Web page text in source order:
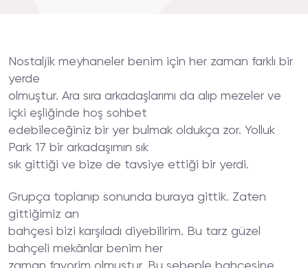
Nostaljik meyhaneler benim için her zaman farklı bir
yerde
olmuştur. Ara sıra arkadaşlarımı da alıp mezeler ve
içki eşliğinde hoş sohbet
edebileceğiniz bir yer bulmak oldukça zor. Yolluk
Park 17 bir arkadaşımın sık
sık gittiği ve bize de tavsiye ettiği bir yerdi.
Grupça toplanıp sonunda buraya gittik. Zaten
gittiğimiz an
bahçesi bizi karşıladı diyebilirim. Bu tarz güzel
bahçeli mekânlar benim her